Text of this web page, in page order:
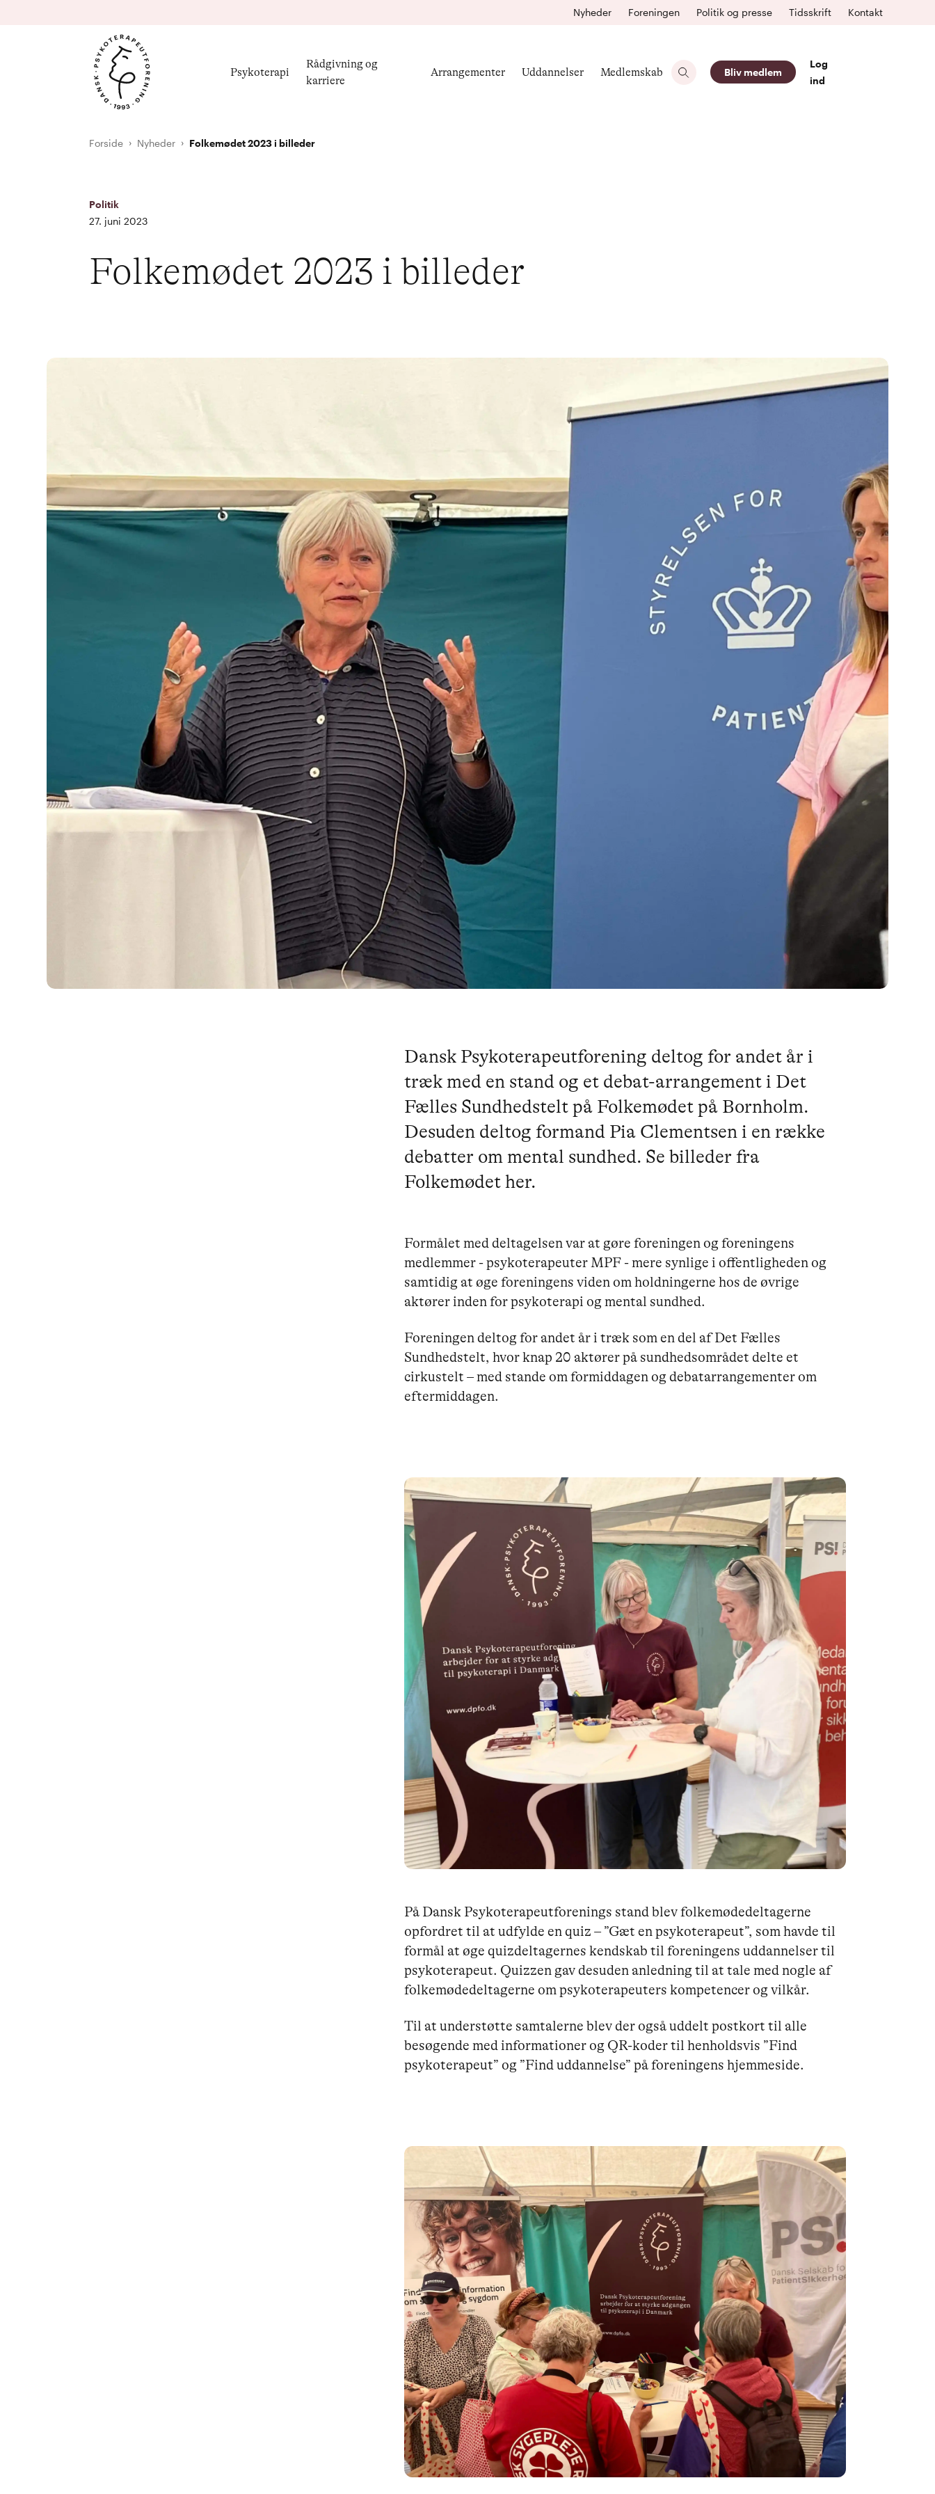
Nyheder Foreningen Politik og presse Tidsskrift Kontakt
Psykoterapi
Rådgivning og
karriere
Arrangementer Uddannelser Medlemskab Bliv medlem
Log
ind
Forside Nyheder Folkemødet 2023 i billeder
Politik
27. juni 2023
Folkemødet 2023 i billeder
Dansk Psykoterapeutforening deltog for andet år i
træk med en stand og et debat-arrangement i Det
Fælles Sundhedstelt på Folkemødet på Bornholm.
Desuden deltog formand Pia Clementsen i en række
debatter om mental sundhed. Se billeder fra
Folkemødet her.
Formålet med deltagelsen var at gøre foreningen og foreningens
medlemmer - psykoterapeuter MPF - mere synlige i offentligheden og
samtidig at øge foreningens viden om holdningerne hos de øvrige
aktører inden for psykoterapi og mental sundhed.
Foreningen deltog for andet år i træk som en del af Det Fælles
Sundhedstelt, hvor knap 20 aktører på sundhedsområdet delte et
cirkustelt – med stande om formiddagen og debatarrangementer om
eftermiddagen.
På Dansk Psykoterapeutforenings stand blev folkemødedeltagerne
opfordret til at udfylde en quiz – ”Gæt en psykoterapeut”, som havde til
formål at øge quizdeltagernes kendskab til foreningens uddannelser til
psykoterapeut. Quizzen gav desuden anledning til at tale med nogle af
folkemødedeltagerne om psykoterapeuters kompetencer og vilkår.
Til at understøtte samtalerne blev der også uddelt postkort til alle
besøgende med informationer og QR-koder til henholdsvis ”Find
psykoterapeut” og ”Find uddannelse” på foreningens hjemmeside.